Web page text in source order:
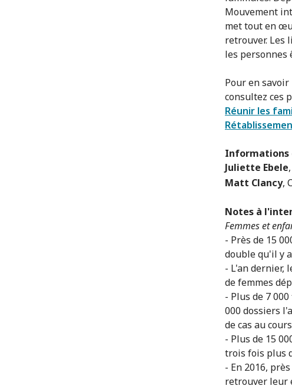
Mouvement
met tout en
retrouver. Les
les personnes
Pour en
consultez ces
Réunir les
Informations
Juliette Ebele
Matt Clancy,
Notes à
Femmes et
- Près de 15
double qu'il y
- L'an dernier,
de femmes
- Plus de 7
000 dossiers
de cas au
- Plus de 15
trois fois plus
- En 2016,
retrouver leur